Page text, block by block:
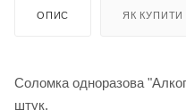
ОПИС ЯК КУПИТИ
Соломка одноразова
штук.